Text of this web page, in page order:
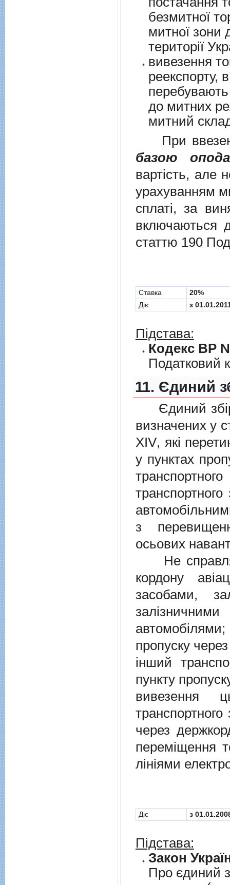
безмитної
митної зони для їх
території
вивезення
реекспорту,
перебувають у
до митних
митний
При
базою
вартість, але
урахуванням
сплаті, за
включаються
статтю 190
Cтавка
20%
Діє
з
Підстава:
Кодекс ВР №
Податковий
11. Єдиний
Єдиний збiр
визначених у
XIV, якi
у пунктах
з
осьових
Не
кордону
засобами,
залiзничними
пропуску
iнший
пункту
вивезення
через
перемiщення
лiнiями
Діє з
Підстава:
Закон
Про єдиний